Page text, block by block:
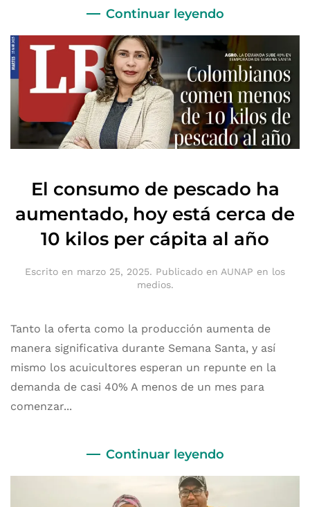
Continuar leyendo
El consumo de pescado ha
aumentado, hoy está cerca de
10 kilos per cápita al año
Escrito en marzo 25, 2025. Publicado en AUNAP en los
medios.
Tanto la oferta como la producción aumenta de
manera significativa durante Semana Santa, y así
mismo los acuicultores esperan un repunte en la
demanda de casi 40% A menos de un mes para
comenzar...
Continuar leyendo